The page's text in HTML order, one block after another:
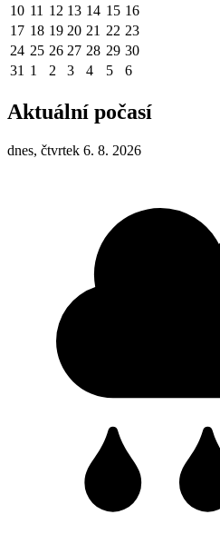
10 11 12 13 14 15 16
17 18 19 20 21 22 23
24 25 26 27 28 29 30
31 1 2 3 4 5 6
Aktuální počasí
dnes, čtvrtek 6. 8. 2026